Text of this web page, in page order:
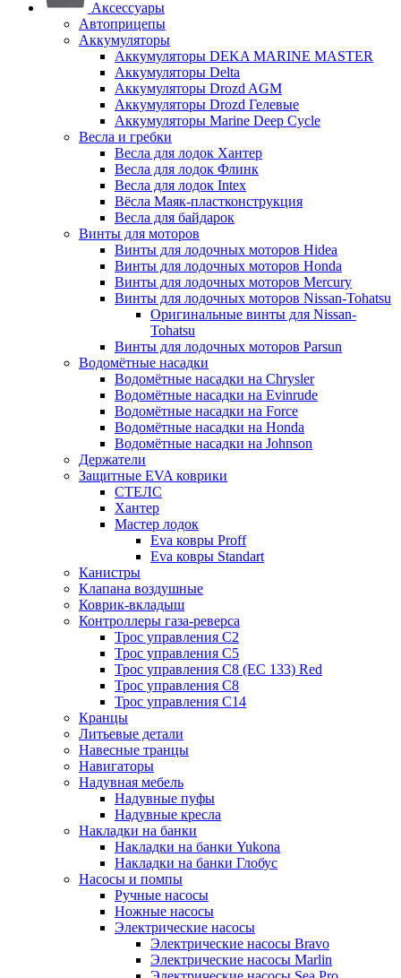
Аксессуары
Автоприцепы
Аккумуляторы
Аккумуляторы DEKA MARINE MASTER
Аккумуляторы Delta
Аккумуляторы Drozd AGM
Аккумуляторы Drozd Гелевые
Аккумуляторы Marine Deep Cycle
Весла и гребки
Весла для лодок Хантер
Весла для лодок Флинк
Весла для лодок Intex
Вёсла Маяк-пластконструкция
Весла для байдарок
Винты для моторов
Винты для лодочных моторов Hidea
Винты для лодочных моторов Honda
Винты для лодочных моторов Mercury
Винты для лодочных моторов Nissan-Tohatsu
Оригинальные винты для Nissan-
Tohatsu
Винты для лодочных моторов Parsun
Водомётные насадки
Водомётные насадки на Chrysler
Водомётные насадки на Evinrude
Водомётные насадки на Force
Водомётные насадки на Honda
Водомётные насадки на Johnson
Держатели
Защитные EVA коврики
СТЕЛС
Хантер
Мастер лодок
Eva ковры Proff
Eva ковры Standart
Канистры
Клапана воздушные
Коврик-вкладыш
Контроллеры газа-реверса
Трос управления C2
Трос управления C5
Трос управления C8 (ЕС 133) Red
Трос управления C8
Трос управления C14
Кранцы
Литьевые детали
Навесные транцы
Навигаторы
Надувная мебель
Надувные пуфы
Надувные кресла
Накладки на банки
Накладки на банки Yukona
Накладки на банки Глобус
Насосы и помпы
Ручные насосы
Ножные насосы
Электрические насосы
Электрические насосы Bravo
Электрические насосы Marlin